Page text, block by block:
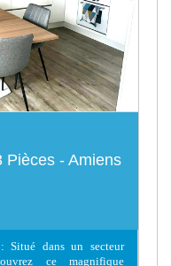
Pièces - Amiens
Situé dans un secteur
ce magnifique